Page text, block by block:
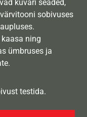
kuvari seaded,
sobivuses
ning
ümbruses ja
testida.